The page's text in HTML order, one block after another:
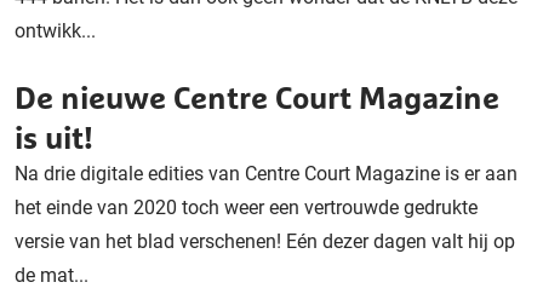
ontwikk...
De nieuwe Centre Court Magazine
is uit!
Na drie digitale edities van Centre Court Magazine is er aan
het einde van 2020 toch weer een vertrouwde gedrukte
versie van het blad verschenen! Eén dezer dagen valt hij op
de mat...